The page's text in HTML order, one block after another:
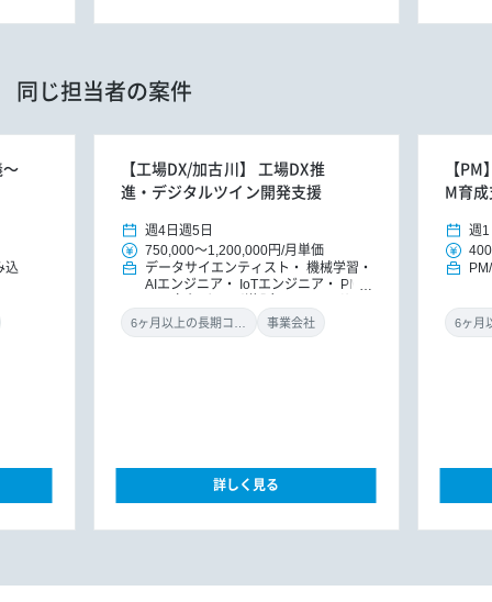
同じ担当者の案件
込
【工場DX/加古川】 工場DX推
進・デジタルツイン開発支援
週4日 週5日
750,000～1,200,000円/月単価
データサイエンティスト
機械学習・
AIエンジニア
IoTエンジニア
PM/P
タント（アプリ）
ITコンサルタント
（インフラ）
ITコンサルタント
事業会社
詳しく見る
【
M育
週1